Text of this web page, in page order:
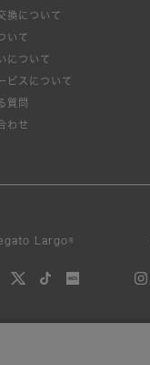
換について
いて
について
ビスについて
質問
わせ
Largo®